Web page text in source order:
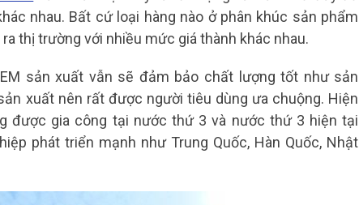
nhau. Bất cứ loại hàng nào ở phân khúc sản phẩm
thị trường với nhiều mức giá thành khác nhau.
sản xuất vẫn sẽ đảm bảo chất lượng tốt như sản
xuất nên rất được người tiêu dùng ưa chuộng. Hiện
được gia công tại nước thứ 3 và nước thứ 3 hiện tại
phát triển mạnh như Trung Quốc, Hàn Quốc, Nhật